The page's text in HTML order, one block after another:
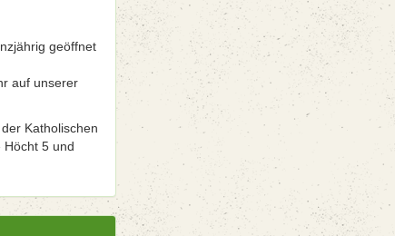
geöffnet
auf unserer
Katholischen
Höcht 5 und